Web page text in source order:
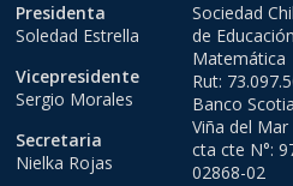
Presidenta
Soledad Estrella
Vicepresidente
Sergio Morales
Secretaria
Nielka Rojas
Sociedad
de Educación
Matemática
Rut:
Banco
Viña del Mar
cta cte N°:
02868-02